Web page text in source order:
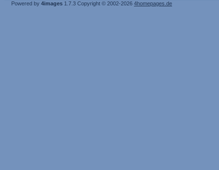
Powered by 4images 1.7.3 Copyright © 2002-2026 4homepages.de